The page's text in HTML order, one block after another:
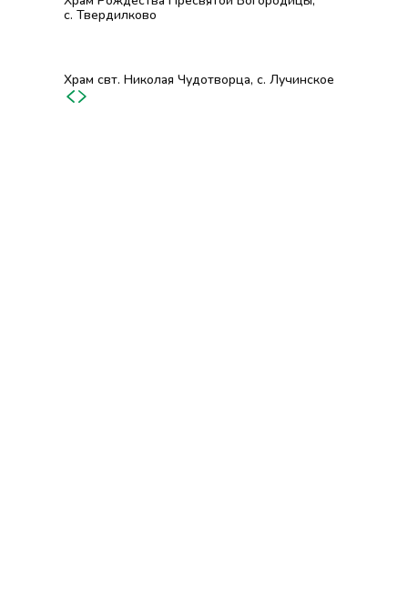
с. Твердилково
Храм свт. Николая Чудотворца, с. Лучинское